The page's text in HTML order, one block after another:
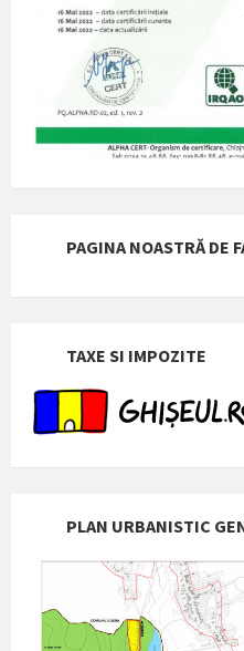
PAGINA NOASTRĂ DE
TAXE SI IMPOZITE
PLAN URBANISTIC